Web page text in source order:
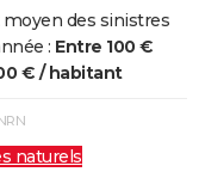
4 j Non
moyen des sinistres
: Entre 100 €
€ / habitant
naturels